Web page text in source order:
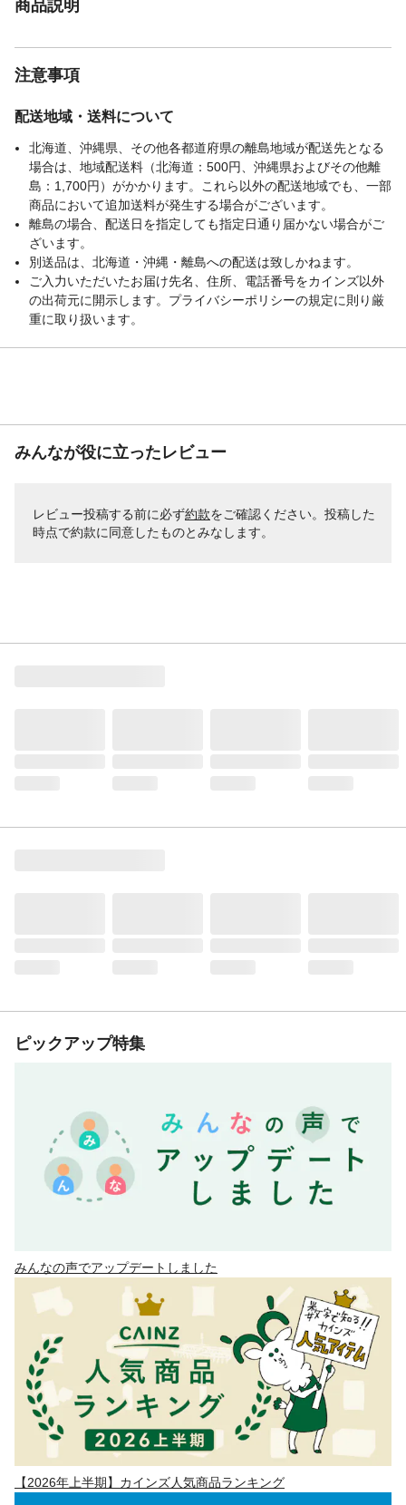
商品説明
注意事項
配送地域・送料について
北海道、沖縄県、その他各都道府県の離島地域が配送先となる
場合は、地域配送料（北海道：500円、沖縄県およびその他離
島：1,700円）がかかります。これら以外の配送地域でも、一部
商品において追加送料が発生する場合がございます。
離島の場合、配送日を指定しても指定日通り届かない場合がご
ざいます。
別送品は、北海道・沖縄・離島への配送は致しかねます。
ご入力いただいたお届け先名、住所、電話番号をカインズ以外
の出荷元に開示します。プライバシーポリシーの規定に則り厳
重に取り扱います。
みんなが役に立ったレビュー
レビュー投稿する前に必ず約款をご確認ください。投稿した
時点で約款に同意したものとみなします。
ピックアップ特集
みんなの声でアップデートしました
【2026年上半期】カインズ人気商品ランキング